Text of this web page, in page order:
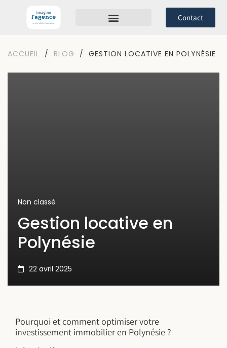
Contact
ACCUEIL / BLOG / GESTION LOCATIVE EN POLYNÉSIE
Non classé
Gestion locative en
Polynésie
22 avril 2025
Pourquoi et comment optimiser votre
investissement immobilier en Polynésie ?